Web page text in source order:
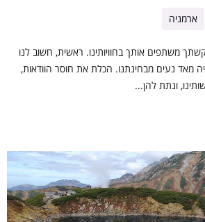
ארמניה
משתפים אותך בחוויותינו. ראשית, חשוב לנו
מאד נעים מבחינתנו. הכלת את חוסר הוודאות,
ונתת להן...